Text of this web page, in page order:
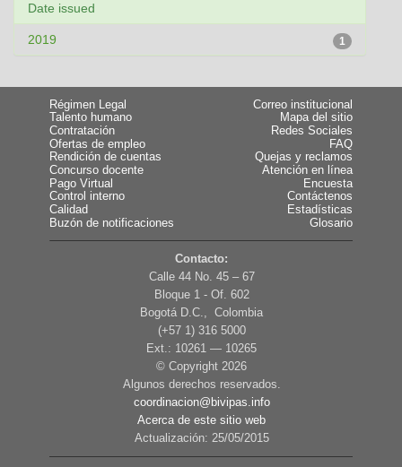
Date issued
1
2019
Régimen Legal
Talento humano
Contratación
Ofertas de empleo
Rendición de cuentas
Concurso docente
Pago Virtual
Control interno
Calidad
Buzón de notificaciones
Correo institucional
Mapa del sitio
Redes Sociales
FAQ
Quejas y reclamos
Atención en línea
Encuesta
Contáctenos
Estadísticas
Glosario
Contacto:
Calle 44 No. 45 – 67
Bloque 1 - Of. 602
Bogotá D.C., Colombia
(+57 1) 316 5000
Ext.: 10261 — 10265
© Copyright 2026
Algunos derechos reservados.
coordinacion@bivipas.info
Acerca de este sitio web
Actualización: 25/05/2015